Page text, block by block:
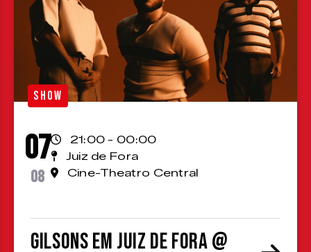
SHOW
07
08
21:00 - 00:00
Juiz de Fora
Cine-Theatro Central
Gilsons em Juiz de Fora @